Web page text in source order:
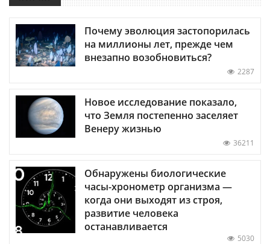
Почему эволюция застопорилась
на миллионы лет, прежде чем
внезапно возобновиться?
2287
Новое исследование показало,
что Земля постепенно заселяет
Венеру жизнью
36211
Обнаружены биологические
часы-хронометр организма —
когда они выходят из строя,
развитие человека
останавливается
5030